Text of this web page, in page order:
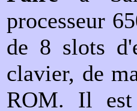
processeur
de 8 slots
clavier, de
ROM. Il